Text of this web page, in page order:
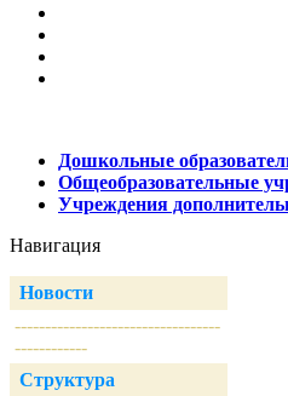
Дошкольные
Общеобразовательные
Учреждения
Навигация
Новости
----------------------------------
------------
Структура